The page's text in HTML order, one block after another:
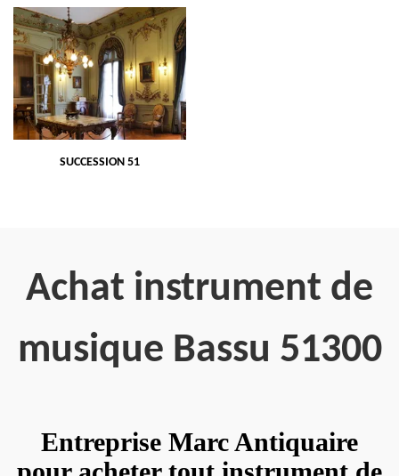
SUCCESSION 51
Achat instrument de
musique Bassu 51300
Entreprise Marc Antiquaire